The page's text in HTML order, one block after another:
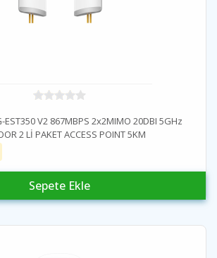
EST350 V2 867MBPS 2x2MIMO 20DBI 5GHz
2 Lİ PAKET ACCESS POINT 5KM
Sepete Ekle